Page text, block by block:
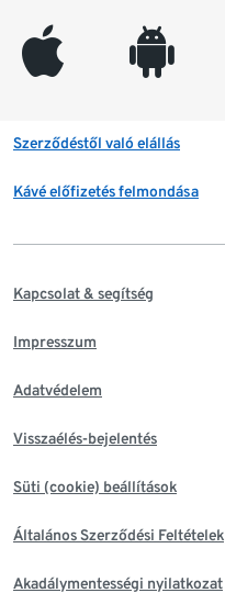
appleinc android
Szerződéstől való elállás
Kávé előfizetés felmondása
Kapcsolat & segítség
Impresszum
Adatvédelem
Visszaélés-bejelentés
Süti (cookie) beállítások
Általános Szerződési Feltételek
Akadálymentességi nyilatkozat